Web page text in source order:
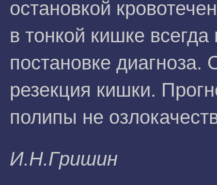
остановкой
в тонкой кишке
постановке
резекция кишки.
полипы не
И.H.Гpишин